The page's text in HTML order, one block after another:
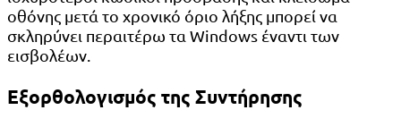
οθόνης μετά το χρονικό όριο λήξης μπορεί να
σκληρύνει περαιτέρω τα Windows έναντι των
εισβολέων.
Εξορθολογισμός της Συντήρησης